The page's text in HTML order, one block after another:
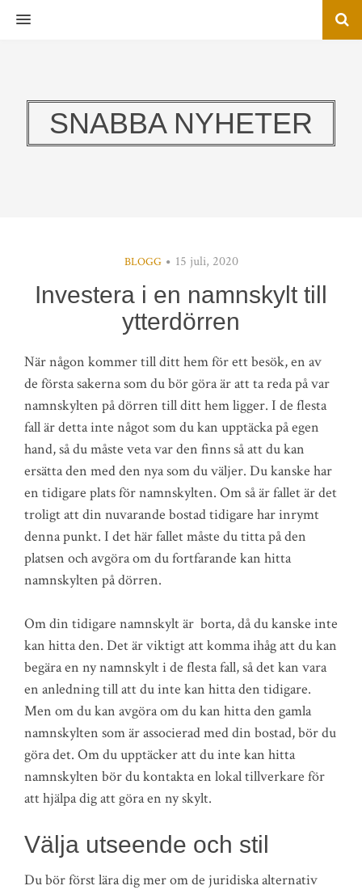
MENU
SNABBA NYHETER
BLOGG 15 juli, 2020
Investera i en namnskylt till
ytterdörren
När någon kommer till ditt hem för ett besök, en av
de första sakerna som du bör göra är att ta reda på var
namnskylten på dörren till ditt hem ligger. I de flesta
fall är detta inte något som du kan upptäcka på egen
hand, så du måste veta var den finns så att du kan
ersätta den med den nya som du väljer. Du kanske har
en tidigare plats för namnskylten. Om så är fallet är det
troligt att din nuvarande bostad tidigare har inrymt
denna punkt. I det här fallet måste du titta på den
platsen och avgöra om du fortfarande kan hitta
namnskylten på dörren.
Om din tidigare namnskylt är borta, då du kanske inte
kan hitta den. Det är viktigt att komma ihåg att du kan
begära en ny namnskylt i de flesta fall, så det kan vara
en anledning till att du inte kan hitta den tidigare.
Men om du kan avgöra om du kan hitta den gamla
namnskylten som är associerad med din bostad, bör du
göra det. Om du upptäcker att du inte kan hitta
namnskylten bör du kontakta en lokal tillverkare för
att hjälpa dig att göra en ny skylt.
Välja utseende och stil
Du bör först lära dig mer om de juridiska alternativ